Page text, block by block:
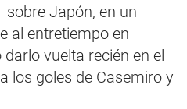
Japón, en un
al entretiempo en
vuelta recién en el
los goles de Casemiro y